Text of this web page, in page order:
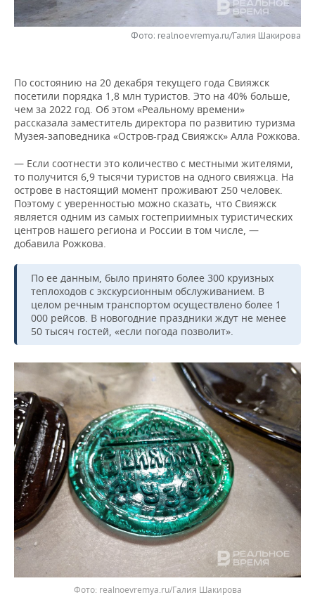
НЕФТЕХИМИЯ
ЭНЕРГЕТИКА
РОЗНИЧНАЯ ТОРГОВЛЯ
УСЛУГИ
НОВОСТИ ТЕХНОЛОГИЙ
МЕДИА
ТЕЛЕКОММУНИКАЦИИ
МЕРОПРИЯТИЯ
ВЫЕЗДНАЯ РЕДАКЦИЯ
БИЗНЕС-БРАНЧИ
ОТКРЫТАЯ ЛЕКЦИЯ
НОВОСТИ СПОРТА
ФУТБОЛ
БАСКЕТБОЛ
ВОЛЕЙБОЛ
КИБЕРСПОРТ
ФИГУРНОЕ КАТАНИЕ
ВОДНЫЕ ВИДЫ СПОРТА
ХОККЕЙ С МЯЧОМ
ОБЩЕСТВО
НОВОСТИ ОБЩЕСТВА
ИНФРАСТРУКТУРА
ИСТОРИЯ
КУЛЬТУРА
МЕДИЦИНА
ОБРАЗОВАНИЕ
ПРОИСШЕСТВИЯ
ФОТОГАЛЕРЕЯ
СПРАВОЧНИК
СПИСОК ПЕРСОН
СПИСОК КОМПАНИЙ
ПОЛНАЯ ВЕРСИЯ
Фото: realnoevremya.ru/Галия Шакирова
По состоянию на 20 декабря текущего года Свияжск
посетили порядка 1,8 млн туристов. Это на 40% больше,
чем за 2022 год. Об этом «Реальному времени»
рассказала заместитель директора по развитию туризма
Музея-заповедника «Остров-град Свияжск» Алла Рожкова.
— Если соотнести это количество с местными жителями,
то получится 6,9 тысячи туристов на одного свияжца. На
острове в настоящий момент проживают 250 человек.
Поэтому с уверенностью можно сказать, что Свияжск
является одним из самых гостеприимных туристических
центров нашего региона и России в том числе, —
добавила Рожкова.
По ее данным, было принято более 300 круизных
теплоходов с экскурсионным обслуживанием. В
целом речным транспортом осуществлено более 1
000 рейсов. В новогодние праздники ждут не менее
50 тысяч гостей, «если погода позволит».
realnoevremya.ru/Галия Шакирова